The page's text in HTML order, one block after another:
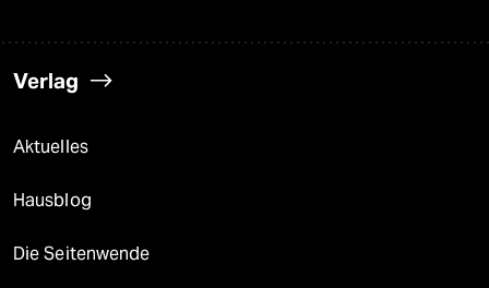
Verlag
Aktuelles
Hausblog
Die Seitenwende